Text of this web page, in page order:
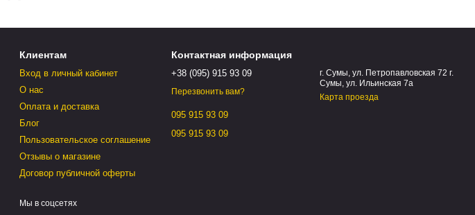
Клиентам
Вход в личный кабинет
О нас
Оплата и доставка
Блог
Пользовательское соглашение
Отзывы о магазине
Договор публичной оферты
Мы в соцсетях
Контактная информация
+38 (095) 915 93 09
Перезвонить вам?
095 915 93 09
095 915 93 09
г. Сумы, ул. Петропавловская 72 г.
Сумы, ул. Ильинская 7а
Карта проезда